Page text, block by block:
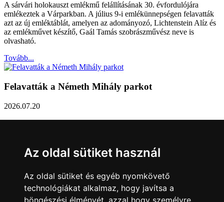
Az oldal sütiket használ
Az oldal sütiket és egyéb nyomkövető
technológiákat alkalmaz, hogy javítsa a
böngészési élményét, azzal hogy személyre
A sárvári holokauszt emlékmű felállításának 30. évfordulójára
emlékeztek a Várparkban. A július 9-i emlékünnepségen felavatták
azt az új emléktáblát, amelyen az adományozó, Lichtenstein Alíz és
az emlékművet készítő, Gaál Tamás szobrászművész neve is
olvasható.
Tovább...
Felavatták a Németh Mihály parkot
2026.07.20
Közlemény a sárvári képviselő-testület rendkívüli